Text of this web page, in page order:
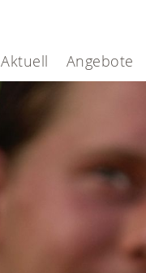
Aktuell Angebote